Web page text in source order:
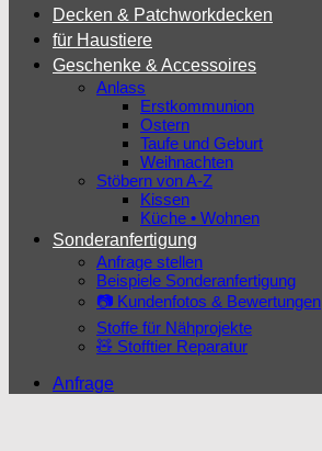
Decken & Patchworkdecken
für Haustiere
Geschenke & Accessoires
Anlass
Erstkommunion
Ostern
Taufe und Geburt
Weihnachten
Stöbern von A-Z
Kissen
Küche • Wohnen
Sonderanfertigung
Anfrage stellen
Beispiele Sonderanfertigung
📷 Kundenfotos & Bewertungen
Stoffe für Nähprojekte
🧸 Stofftier Reparatur
Anfrage